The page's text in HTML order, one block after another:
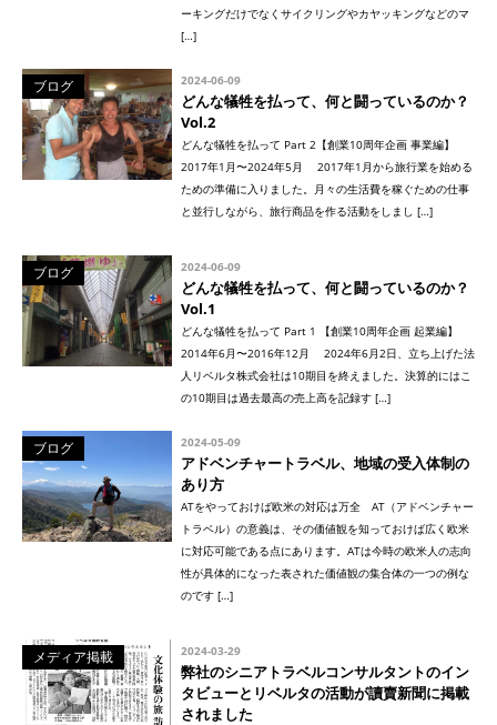
ーキングだけでなくサイクリングやカヤッキングなどのマ
[…]
ブログ 2024-06-09
どんな犠牲を払って、何と闘っているのか？
Vol.2
どんな犠牲を払って Part 2【創業10周年企画 事業編】
2017年1月〜2024年5月 2017年1月から旅行業を始める
ための準備に入りました。月々の生活費を稼ぐための仕事
と並行しながら、旅行商品を作る活動をしまし […]
ブログ 2024-06-09
どんな犠牲を払って、何と闘っているのか？
Vol.1
どんな犠牲を払って Part 1 【創業10周年企画 起業編】
2014年6月〜2016年12月 2024年6月2日、立ち上げた法
人リベルタ株式会社は10期目を終えました。決算的にはこ
の10期目は過去最高の売上高を記録す […]
ブログ 2024-05-09
アドベンチャートラベル、地域の受入体制の
あり方
ATをやっておけば欧米の対応は万全 AT（アドベンチャー
トラベル）の意義は、その価値観を知っておけば広く欧米
に対応可能である点にあります。ATは今時の欧米人の志向
性が具体的になった表された価値観の集合体の一つの例な
のです […]
メディア掲載 2024-03-29
弊社のシニアトラベルコンサルタントのイン
タビューとリベルタの活動が讀賣新聞に掲載
されました